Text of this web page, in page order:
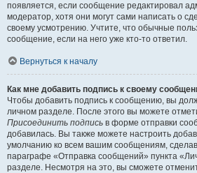
появляется, если сообщение редактировал
модератор, хотя они могут сами написать о
своему усмотрению. Учтите, что обычные
сообщение, если на него уже кто-то ответил.
Вернуться к началу
Как мне добавить подпись к своему
Чтобы добавить подпись к сообщению, вы
личном разделе. После этого вы можете
Присоединить подпись в форме отправки
добавилась. Вы также можете настроить
умолчанию ко всем вашим сообщениям,
параграфе «Отправка сообщений» пункта
разделе. Несмотря на это, вы сможете